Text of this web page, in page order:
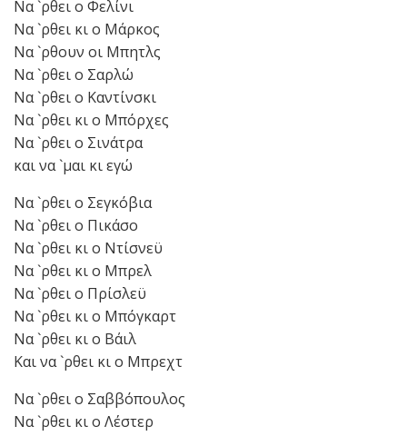
Να `ρθει ο Φελίνι
Να `ρθει κι ο Μάρκος
Να `ρθουν οι Μπητλς
Να `ρθει ο Σαρλώ
Να `ρθει ο Καντίνσκι
Να `ρθει κι ο Μπόρχες
Να `ρθει ο Σινάτρα
και να `μαι κι εγώ
Να `ρθει ο Σεγκόβια
Να `ρθει ο Πικάσο
Να `ρθει κι ο Ντίσνεϋ
Να `ρθει κι ο Μπρελ
Να `ρθει ο Πρίσλεϋ
Να `ρθει κι ο Μπόγκαρτ
Να `ρθει κι ο Βάιλ
Και να `ρθει κι ο Μπρεχτ
Να `ρθει ο Σαββόπουλος
Να `ρθει κι ο Λέστερ